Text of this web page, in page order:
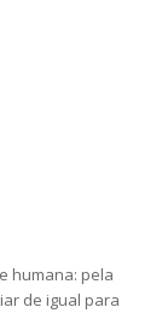
humana: pela
de igual para